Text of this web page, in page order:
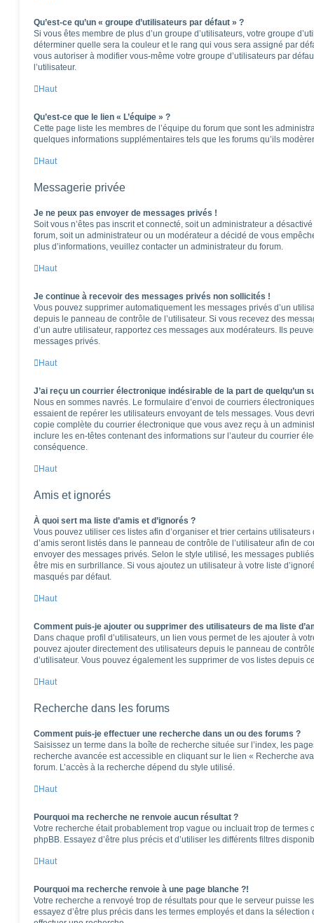
Qu’est-ce qu’un « groupe d’utilisateurs par défaut » ?
Si vous êtes membre de plus d’un groupe d’utilisateurs, votre groupe
déterminer quelle sera la couleur et le rang qui vous sera assigné par
vous autoriser à modifier vous-même votre groupe d’utilisateurs par
l’utilisateur.
Haut
Qu’est-ce que le lien « L’équipe » ?
Cette page liste les membres de l’équipe du forum que sont les
quelques informations supplémentaires tels que les forums qu’ils
Haut
Messagerie privée
Je ne peux pas envoyer de messages privés !
Soit vous n’êtes pas inscrit et connecté, soit un administrateur a
forum, soit un administrateur ou un modérateur a décidé de vous
plus d’informations, veuillez contacter un administrateur du forum.
Haut
Je continue à recevoir des messages privés non sollicités !
Vous pouvez supprimer automatiquement les messages privés d’un
depuis le panneau de contrôle de l’utilisateur. Si vous recevez des
d’un autre utilisateur, rapportez ces messages aux modérateurs. Ils
messages privés.
Haut
J’ai reçu un courrier électronique indésirable de la part de quelqu’un
Nous en sommes navrés. Le formulaire d’envoi de courriers
essaient de repérer les utilisateurs envoyant de tels messages. Vous
copie complète du courrier électronique que vous avez reçu à un
inclure les en-têtes contenant des informations sur l’auteur du courrier
conséquence.
Haut
Amis et ignorés
À quoi sert ma liste d’amis et d’ignorés ?
Vous pouvez utiliser ces listes afin d’organiser et trier certains
d’amis seront listés dans le panneau de contrôle de l’utilisateur afin de
envoyer des messages privés. Selon le style utilisé, les messages
être mis en surbrillance. Si vous ajoutez un utilisateur à votre liste
masqués par défaut.
Haut
Comment puis-je ajouter ou supprimer des utilisateurs de ma liste
Dans chaque profil d’utilisateurs, un lien vous permet de les ajouter à
pouvez ajouter directement des utilisateurs depuis le panneau de
d’utilisateur. Vous pouvez également les supprimer de vos listes depuis
Haut
Recherche dans les forums
Comment puis-je effectuer une recherche dans un ou des forums ?
Saisissez un terme dans la boîte de recherche située sur l’index, les
recherche avancée est accessible en cliquant sur le lien « Recherche
forum. L’accès à la recherche dépend du style utilisé.
Haut
Pourquoi ma recherche ne renvoie aucun résultat ?
Votre recherche était probablement trop vague ou incluait trop de termes
phpBB. Essayez d’être plus précis et d’utiliser les différents filtres
Haut
Pourquoi ma recherche renvoie à une page blanche ?!
Votre recherche a renvoyé trop de résultats pour que le serveur puisse
essayez d’être plus précis dans les termes employés et dans la